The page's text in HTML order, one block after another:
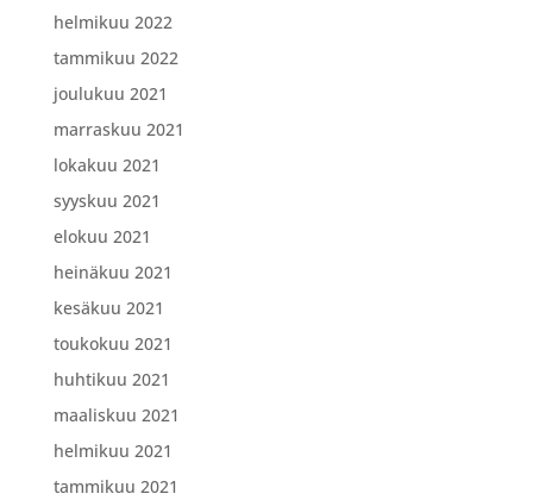
helmikuu 2022
tammikuu 2022
joulukuu 2021
marraskuu 2021
lokakuu 2021
syyskuu 2021
elokuu 2021
heinäkuu 2021
kesäkuu 2021
toukokuu 2021
huhtikuu 2021
maaliskuu 2021
helmikuu 2021
tammikuu 2021